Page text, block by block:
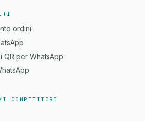
ordini
QR per WhatsApp
COMPETITORI